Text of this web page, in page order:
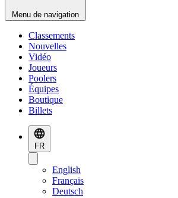
Menu de navigation
Classements
Nouvelles
Vidéo
Joueurs
Poolers
Équipes
Boutique
Billets
FR
English
Français
Deutsch